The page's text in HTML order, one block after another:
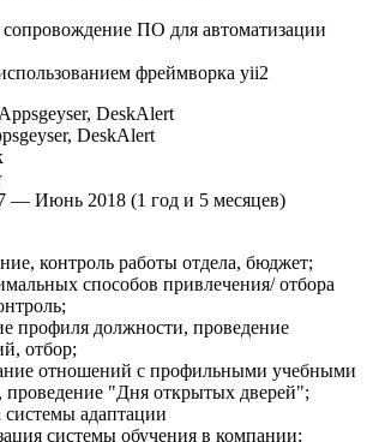
сопровождение ПО для автоматизации
фреймворка yii2
DeskAlert
— Июнь 2018 (1 год и 5 месяцев)
контроль работы отдела, бюджет;
способов привлечения/ отбора
профиля должности, проведение
отбор;
отношений с профильными учебными
проведение "Дня открытых дверей";
системы адаптации
системы обучения в компании;